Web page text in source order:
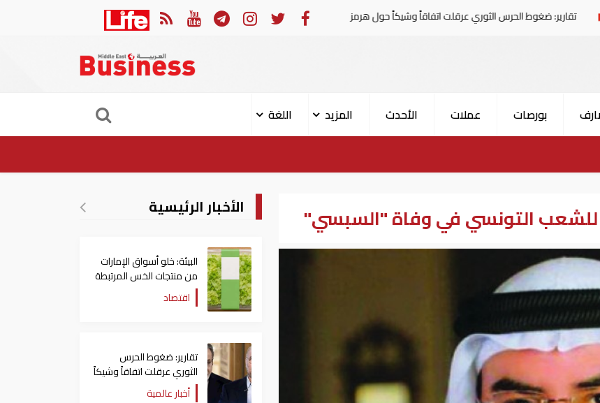
الحرس الثوري عرقلت اتفاقاً وشيكاً حول هرمز الإمارات: تعديل بعض أحكام القرار الوزاري في شأن الضريبة على الشركات والأعمال
بورصات عملات الأحدث المزيد
اللغة
للشعب التونسي في وفاة "السبسي" الأخبار الرئيسية
البيئة: خلو أسواق الإمارات
من منتجات الخس المرتبطة
بتفشي داء السيكلوسبورا
اقتصاد
تقارير: ضغوط الحرس
الثوري عرقلت اتفاقاً وشيكاً
حول هرمز
أخبار عالمية